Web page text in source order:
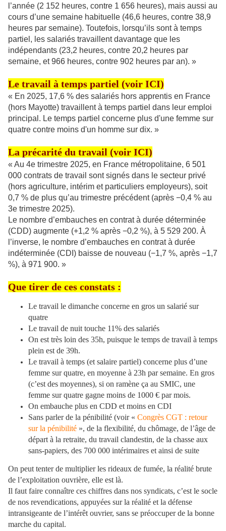
l’année (2 152 heures, contre 1 656 heures), mais aussi au
cours d’une semaine habituelle (46,6 heures, contre 38,9
heures par semaine). Toutefois, lorsqu’ils sont à temps
partiel, les salariés travaillent davantage que les
indépendants (23,2 heures, contre 20,2 heures par
semaine, et 966 heures, contre 902 heures par an). »
Le travail à temps partiel (voir ICI)
« En 2025, 17,6 % des salariés hors apprentis en France
(hors Mayotte) travaillent à temps partiel dans leur emploi
principal. Le temps partiel concerne plus d'une femme sur
quatre contre moins d'un homme sur dix. »
La précarité du travail (voir ICI)
« Au 4e trimestre 2025, en France métropolitaine, 6 501
000 contrats de travail sont signés dans le secteur privé
(hors agriculture, intérim et particuliers employeurs), soit
0,7 % de plus qu’au trimestre précédent (après −0,4 % au
3e trimestre 2025).
Le nombre d’embauches en contrat à durée déterminée
(CDD) augmente (+1,2 % après −0,2 %), à 5 529 200. À
l’inverse, le nombre d’embauches en contrat à durée
indéterminée (CDI) baisse de nouveau (−1,7 %, après −1,7
%), à 971 900. »
Que tirer de ces constats :
Le travail le dimanche concerne en gros un salarié sur
quatre
Le travail de nuit touche 11% des salariés
On est très loin des 35h, puisque le temps de travail à temps
plein est de 39h.
Le travail à temps (et salaire partiel) concerne plus d’une
femme sur quatre, en moyenne à 23h par semaine. En gros
(c’est des moyennes), si on ramène ça au SMIC, une
femme sur quatre gagne moins de 1000 € par mois.
On embauche plus en CDD et moins en CDI
Sans parler de la pénibilité (voir « Congrès CGT : retour
sur la pénibilité », de la flexibilité, du chômage, de l’âge de
départ à la retraite, du travail clandestin, de la chasse aux
sans-papiers, des 700 000 intérimaires et ainsi de suite
On peut tenter de multiplier les rideaux de fumée, la réalité brute
de l’exploitation ouvrière, elle est là.
Il faut faire connaître ces chiffres dans nos syndicats, c’est le socle
de nos revendications, appuyées sur la réalité et la défense
intransigeante de l’intérêt ouvrier, sans se préoccuper de la bonne
marche du capital.